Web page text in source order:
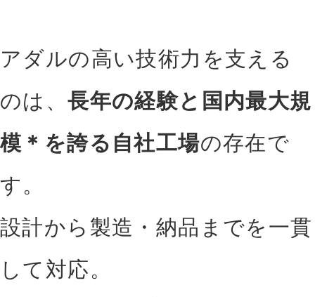
アダルの高い技術力を支える
のは、長年の経験と国内最大規
模＊を誇る自社工場の存在で
す。
設計から製造・納品までを一貫
して対応。